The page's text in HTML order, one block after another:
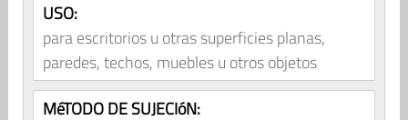
USO:
para escritorios u otras superficies planas,
paredes, techos, muebles u otros objetos
MéTODO DE SUJECIóN: